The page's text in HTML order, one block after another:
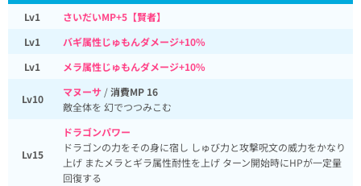
Lv1
さいだいMP+5【賢者】
Lv1
バギ属性じゅもんダメージ+10%
Lv1
メラ属性じゅもんダメージ+10%
Lv10
マヌーサ /消費MP 16
敵全体を 幻でつつみこむ
Lv15
ドラゴンパワー
ドラゴンの力をその身に宿し しゅび力と攻撃呪文の威力をかなり
上げ またメラとギラ属性耐性を上げ ターン開始時にHPが一定量
回復する